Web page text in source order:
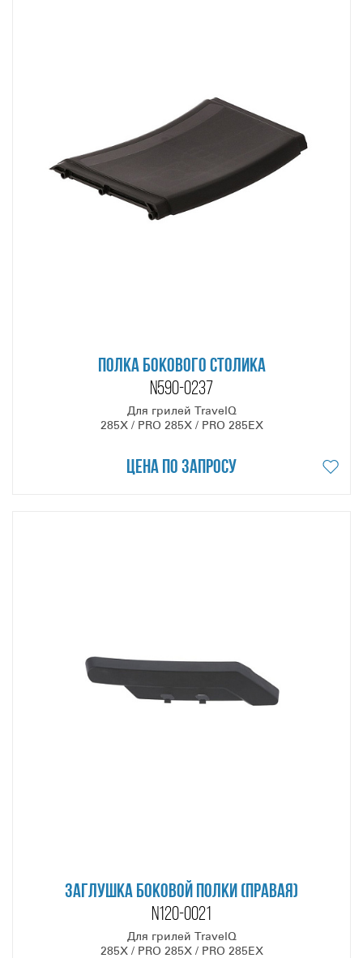
ПОЛКА БОКОВОГО СТОЛИКА
N590-0237
Для грилей TravelQ
285X / PRO 285X / PRO 285EX
Цена по запросу
ЗАГЛУШКА БОКОВОЙ ПОЛКИ (ПРАВАЯ)
N120-0021
Для грилей TravelQ
285X / PRO 285X / PRO 285EX